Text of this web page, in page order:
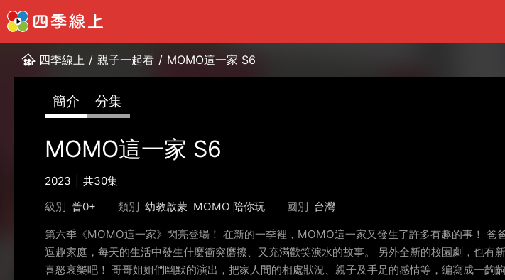
四季線上 / 親子一起看 / MOMO這一家 S6
簡介 分集
MOMO這一家 S6
2023
共30集
級別 普0+ 類別 幼教啟蒙 MOMO 陪你玩 國別 台灣
第六季《MOMO這一家》閃亮登場！ 在新的一季裡，MOMO這一家又發生了許多有趣的事！
逗趣家庭，每天的生活中發生什麼衝突磨擦、又充滿歡笑淚水的故事。 另外全新的校園劇，也
喜怒哀樂吧！ 哥哥姐姐們幽默的演出，把家人間的相處狀況、親子及手足的感情等，編寫成一